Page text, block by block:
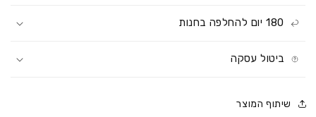
180 יום להחלפה בחנות
ביטול עסקה
שיתוף המוצר